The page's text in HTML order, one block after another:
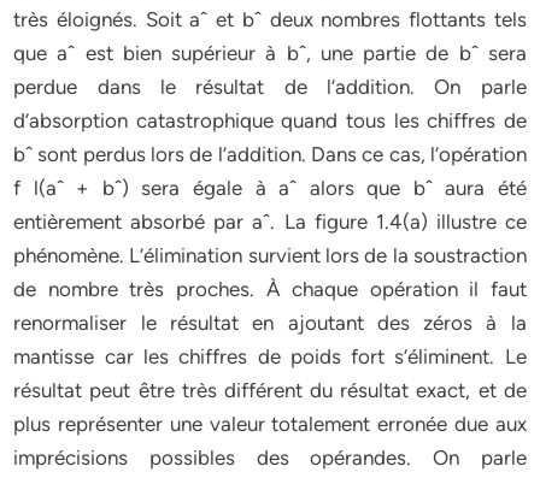
très éloignés. Soit aˆ et bˆ deux nombres flottants tels
que aˆ est bien supérieur à bˆ, une partie de bˆ sera
perdue dans le résultat de l’addition. On parle
d’absorption catastrophique quand tous les chiffres de
bˆ sont perdus lors de l’addition. Dans ce cas, l’opération
f l(aˆ + bˆ) sera égale à aˆ alors que bˆ aura été
entièrement absorbé par aˆ. La figure 1.4(a) illustre ce
phénomène. L’élimination survient lors de la soustraction
de nombre très proches. À chaque opération il faut
renormaliser le résultat en ajoutant des zéros à la
mantisse car les chiffres de poids fort s’éliminent. Le
résultat peut être très différent du résultat exact, et de
plus représenter une valeur totalement erronée due aux
imprécisions possibles des opérandes. On parle